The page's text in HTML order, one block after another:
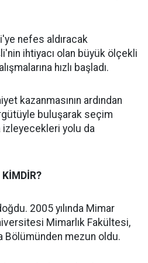
nefes aldıracak
ihtiyacı olan büyük ölçekli
hızlı başladı.
kazanmasının ardından
buluşarak seçim
izleyecekleri yolu da
KİMDİR?
2005 yılında Mimar
Mimarlık Fakültesi,
Bölümünden mezun oldu.